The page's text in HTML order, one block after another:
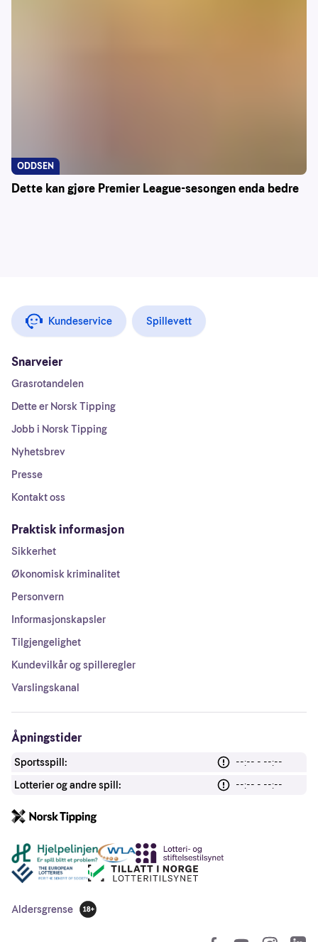
Dette kan gjøre Premier League-sesongen enda bedre
ODDSEN
Kundeservice Spillevett
Snarveier
Grasrotandelen
Dette er Norsk Tipping
Jobb i Norsk Tipping
Nyhetsbrev
Presse
Kontakt oss
Praktisk informasjon
Sikkerhet
Økonomisk kriminalitet
Personvern
Informasjonskapsler
Tilgjengelighet
Kundevilkår og spilleregler
Varslingskanal
Åpningstider
Sportsspill:
--:-- - --:--
Lotterier og andre spill:
--:-- - --:--
Andre lenker
Aldersgrense
18 år